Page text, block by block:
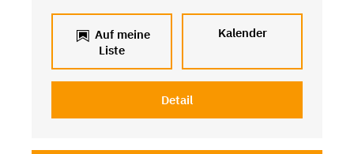
Auf meine
Liste
Kalender
Detail